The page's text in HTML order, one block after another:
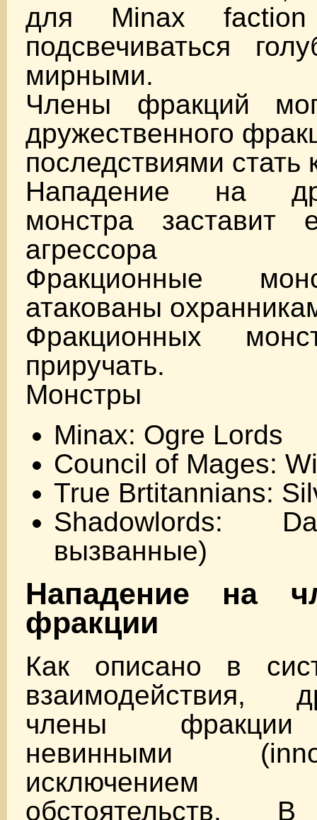
для Minax
подсвечиваться
мирными.
Члены фракций
дружественного
последствиями
Нападение на
монстра заставит
агрессора
Фракционные
атакованы
Фракционных
приручать.
Монстры
Minax: Ogre Lords
Council of Mages:
True Brtitannians:
Shadowlords:
вызванные)
Нападение на
фракции
Как описано в
взаимодействия,
члены фракции
невинными
исключением
обстоятельств. В